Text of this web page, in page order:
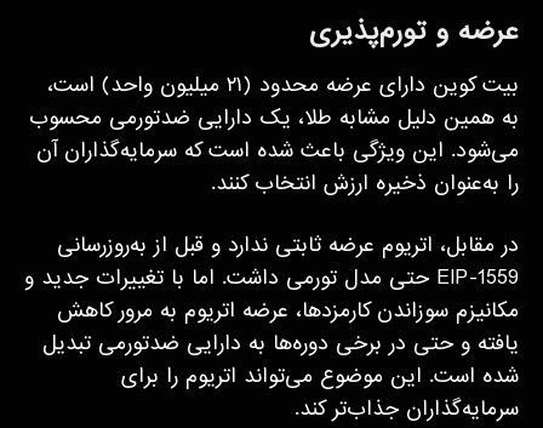
عرضه و تورم‌پذیری
بیت کوین دارای عرضه محدود (۲۱ میلیون واحد) است،
به همین دلیل مشابه طلا، یک دارایی ضدتورمی محسوب
می‌شود. این ویژگی باعث شده است که سرمایه‌گذاران آن
را به‌عنوان ذخیره ارزش انتخاب کنند.
در مقابل، اتریوم عرضه ثابتی ندارد و قبل از به‌روزرسانی
EIP-1559 حتی مدل تورمی داشت. اما با تغییرات جدید و
مکانیزم سوزاندن کارمزدها، عرضه اتریوم به مرور کاهش
یافته و حتی در برخی دوره‌ها به دارایی ضدتورمی تبدیل
شده است. این موضوع می‌تواند اتریوم را برای
سرمایه‌گذاران جذاب‌تر کند.